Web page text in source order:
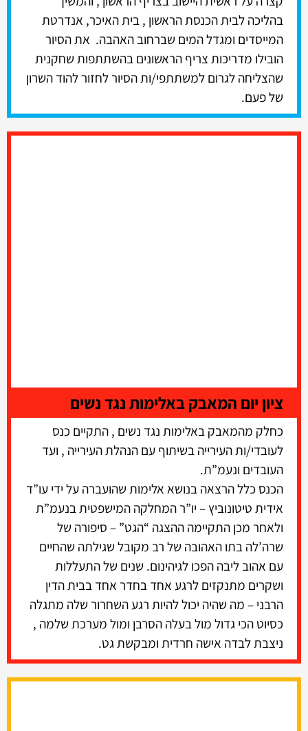
בהליכה לבית הכנסת הראשון , בית האיכר, אנדרטת
המייסדים ומגדל המים שברחוב האהבה. את הסיור
הובילו מדריכות צריףהראשוניםבהשתתפות שחקנית
שהצליחה לגרום למשתתפי/ות הסיור לחזור להוד השרון
של פעם.
ציון יום המאבק באלימות נגד נשים
כחלק מהמאבק באלימות נגד נשים , התקיים כנס
לעובדי/ות העירייה בשיתוף עם הנהלת העירייה , ועד
העובדים ונעמ”ת.
הכנס כלל הרצאה בנושא אלימות שהועברה על ידי עו”ד
אידית טיטונוביץ – יו”ר המחלקה המישפטית בנעמ”ת
ולאחר מכן התקיימה ההצגה “הגט” – סיפורה של
שרה’לה בתו האהובה של רב מקובל שגילתה שהחיים
עם אהוב ליבה הפכו לגיהינום. שנים של התעללות
ושקרים מתנקזים לרגע אחד בחדר אחד בבית הדין
הרבני – מה שהיה יכול להיות רגע השחרור שלה מתגלה
כסיוט הכי גדול מול בעלה הסרבן ומול מערכת שלמה ,
ניצבת לבדה אישה חרדית ומבקשת גט.